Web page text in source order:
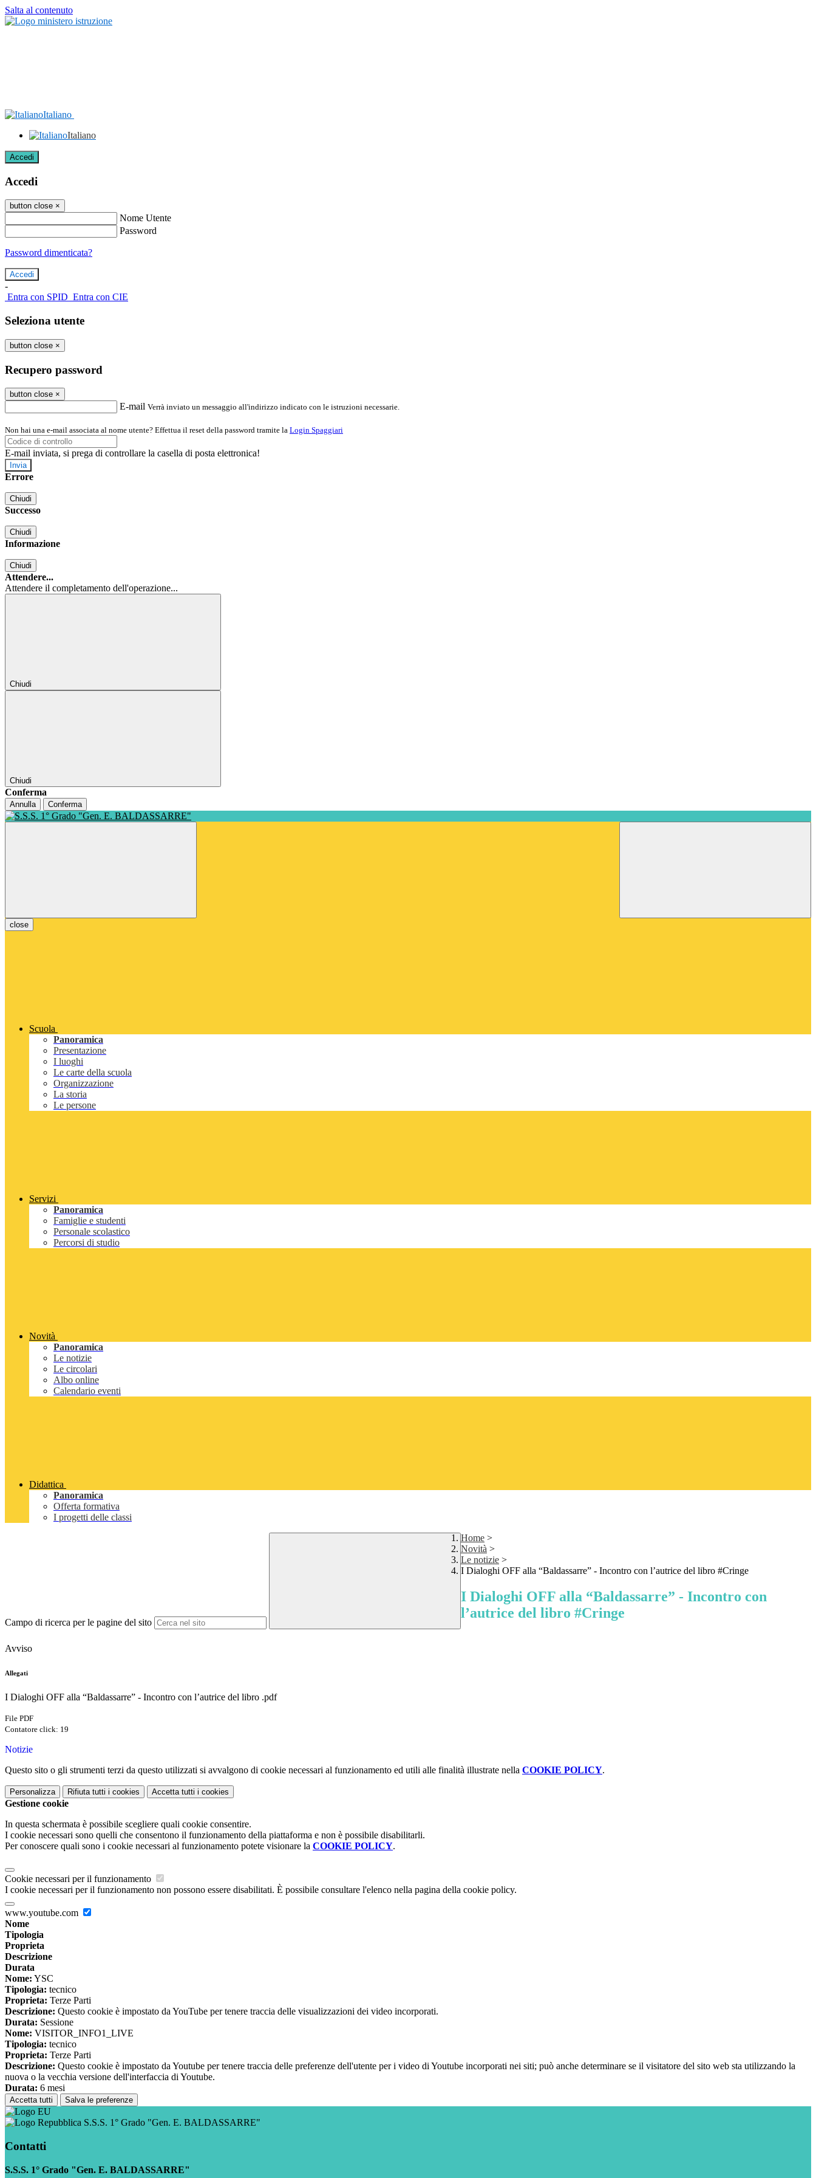
Salta al contenuto
Italiano
Italiano
Accedi
Accedi
button close ×
Nome Utente
Password
Password dimenticata?
-
Entra con SPID Entra con CIE
Seleziona utente
button close ×
Recupero password
button close ×
E-mail Verrà inviato un messaggio all'indirizzo indicato con le istruzioni necessarie.
Non hai una e-mail associata al nome utente? Effettua il reset della password tramite la Login Spaggiari
E-mail inviata, si prega di controllare la casella di posta elettronica!
Errore
Chiudi
Successo
Chiudi
Informazione
Chiudi
Attendere...
Attendere il completamento dell'operazione...
Chiudi
Chiudi
Conferma
Annulla Conferma
close
Scuola
Panoramica
Presentazione
I luoghi
Le carte della scuola
Organizzazione
La storia
Le persone
Servizi
Panoramica
Famiglie e studenti
Personale scolastico
Percorsi di studio
Novità
Panoramica
Le notizie
Le circolari
Albo online
Calendario eventi
Didattica
Panoramica
Offerta formativa
I progetti delle classi
Campo di ricerca per le pagine del sito
Home >
Novità >
Le notizie >
I Dialoghi OFF alla “Baldassarre” - Incontro con l’autrice del libro #Cringe
I Dialoghi OFF alla “Baldassarre” - Incontro con
l’autrice del libro #Cringe
Avviso
Allegati
I Dialoghi OFF alla “Baldassarre” - Incontro con l’autrice del libro .pdf
File PDF
Contatore click: 19
Notizie
Questo sito o gli strumenti terzi da questo utilizzati si avvalgono di cookie necessari al funzionamento ed utili alle finalità illustrate nella COOKIE POLICY.
Personalizza Rifiuta tutti i cookies Accetta tutti i cookies
Gestione cookie
In questa schermata è possibile scegliere quali cookie consentire.
I cookie necessari sono quelli che consentono il funzionamento della piattaforma e non è possibile disabilitarli.
Per conoscere quali sono i cookie necessari al funzionamento potete visionare la COOKIE POLICY.
Cookie necessari per il funzionamento
I cookie necessari per il funzionamento non possono essere disabilitati. È possibile consultare l'elenco nella pagina della cookie policy.
www.youtube.com
Nome
Tipologia
Proprieta
Descrizione
Durata
Nome: YSC
Tipologia: tecnico
Proprieta: Terze Parti
Descrizione: Questo cookie è impostato da YouTube per tenere traccia delle visualizzazioni dei video incorporati.
Durata: Sessione
Nome: VISITOR_INFO1_LIVE
Tipologia: tecnico
Proprieta: Terze Parti
Descrizione: Questo cookie è impostato da Youtube per tenere traccia delle preferenze dell'utente per i video di Youtube incorporati nei siti; può anche determinare se il visitatore del sito web sta utilizzando la
nuova o la vecchia versione dell'interfaccia di Youtube.
Durata: 6 mesi
Accetta tutti Salva le preferenze
S.S.S. 1° Grado "Gen. E. BALDASSARRE"
Contatti
S.S.S. 1° Grado "Gen. E. BALDASSARRE"